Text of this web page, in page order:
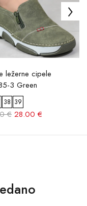
ležerne cipele
3 Green
38 39
€ 28.00 €